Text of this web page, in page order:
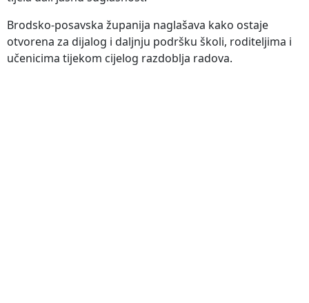
Brodsko-posavska županija naglašava kako ostaje
otvorena za dijalog i daljnju podršku školi, roditeljima i
učenicima tijekom cijelog razdoblja radova.